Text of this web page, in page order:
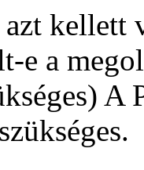
kellett
e a
A